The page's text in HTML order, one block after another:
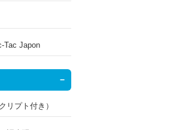
Tac Japon
リプト付き）